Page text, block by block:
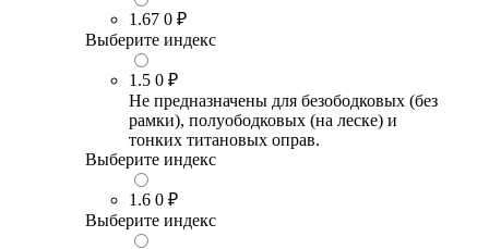
1.67 0 ₽
Выберите индекс
1.5 0 ₽
Не предназначены для безободковых (без
рамки), полуободковых (на леске) и
тонких титановых оправ.
Выберите индекс
1.6 0 ₽
Выберите индекс